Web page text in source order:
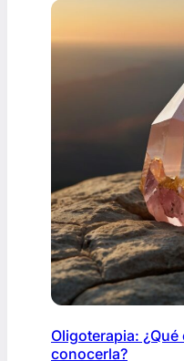
Oligoterapia:
conocerla?